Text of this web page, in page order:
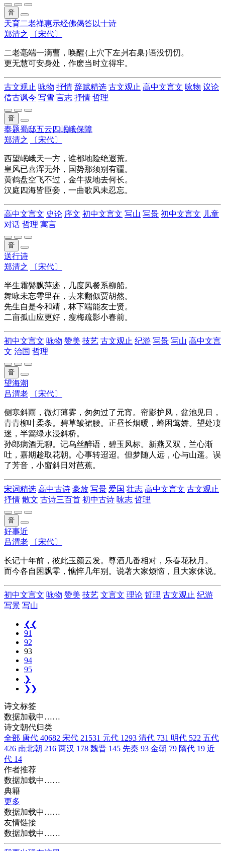
音
天育二老禅惠示经佛偈答以十诗
郑清之
〔宋代〕
二老毫端一滴曹，唤醒{上穴下左爿右臬}语没忉忉。
更无慧可安身处，作麽当时立得牢。
古文观止 咏物 抒情 辞赋精选 古文观止 高中文言文 咏物 议论
借古讽今 写雪 言志 抒情 哲理
音
奉题蜀邸五云四岷峨保障
郑清之
〔宋代〕
西望岷峨天一方，谁都地险绝遐荒。
皇风已喜浑无外，国势那须别有疆。
黄鹤盘空飞不过，金牛拔地去何长。
汉庭四海皆臣妾，一曲歌风未忍忘。
高中文言文 史论 序文 初中文言文 写山 写景 初中文言文 儿童
对话 哲理 寓言
音
送行诗
郑清之
〔宋代〕
半生霜鬓飘萍迹，几度风餐系柳船。
舞咏未忘雩里在，去来翻似贾胡然。
先生自是今和靖，林下端能友士贤。
二亩孤山应更好，瘦梅疏影小春前。
初中文言文 咏物 赞美 技艺 古文观止 纪游 写景 写山 高中文言
文 治国 哲理
音
望海潮
吕渭老
〔宋代〕
侧寒斜雨，微灯薄雾，匆匆过了元宵。帘影护风，盆池见日，
青青柳叶柔条。碧草皱裙腰。正昼长烟暖，蜂困莺娇。望处凄
迷，半篙绿水浸斜桥。
孙郎病酒无聊。记乌丝醉语，碧玉风标。新燕又双，兰心渐
吐，嘉期趁取花朝。心事转迢迢。但梦随人远，心与山遥。误
了芳音，小窗斜日对芭蕉。
宋词精选 高中古诗 豪放 写景 爱国 壮志 高中文言文 古文观止
抒情 散文 古诗三百首 初中古诗 咏志 哲理
音
好事近
吕渭老
〔宋代〕
长记十年前，彼此玉颜云发。尊酒几番相对，乐春花秋月。
而今各自困飘零，憔悴几年别。说著大家烦恼，且大家休说。
初中文言文 咏物 赞美 技艺 文言文 理论 哲理 古文观止 纪游
写景 写山
❮❮
91
92
93
94
95
❯
❯❯
诗文标签
数据加载中……
诗文朝代归类
全部 唐代 40682 宋代 21531 元代 1293 清代 731 明代 522 五代
426 南北朝 216 两汉 178 魏晋 145 先秦 93 金朝 79 隋代 19 近
代 14
作者推荐
数据加载中……
典籍
更多
数据加载中……
友情链接
数据加载中……